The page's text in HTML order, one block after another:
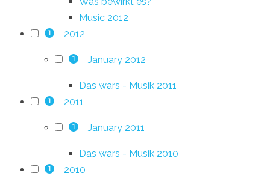
Music 2012
1 2012
1 January 2012
Das wars - Musik 2011
1 2011
1 January 2011
Das wars - Musik 2010
1 2010